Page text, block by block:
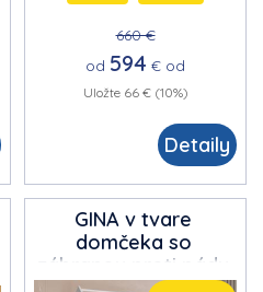
660 €
od 594 € od
Uložte 66 € (10%)
Detaily
GINA v tvare
domčeka so
zábranou proti pádu